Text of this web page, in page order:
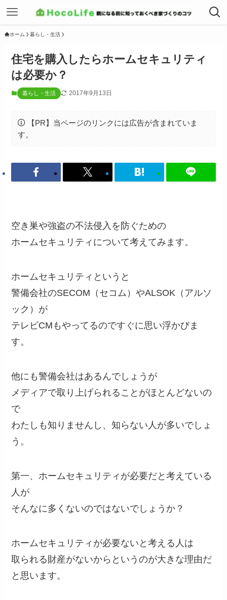
ホーム 暮らし・生活
住宅を購入したらホームセキュリティ
は必要か？
暮らし・生活 2017年9月13日
【PR】当ページのリンクには広告が含まれていま
す。
空き巣や強盗の不法侵入を防ぐための
ホームセキュリティについて考えてみます。
ホームセキュリティというと
警備会社のSECOM（セコム）やALSOK（アルソ
ック）が
テレビCMもやってるのですぐに思い浮かびま
す。
他にも警備会社はあるんでしょうが
メディアで取り上げられることがほとんどないの
で
わたしも知りませんし、知らない人が多いでしょ
う。
第一、ホームセキュリティが必要だと考えている
人が
そんなに多くないのではないでしょうか？
ホームセキュリティが必要ないと考える人は
取られる財産がないからというのが大きな理由だ
と思います。